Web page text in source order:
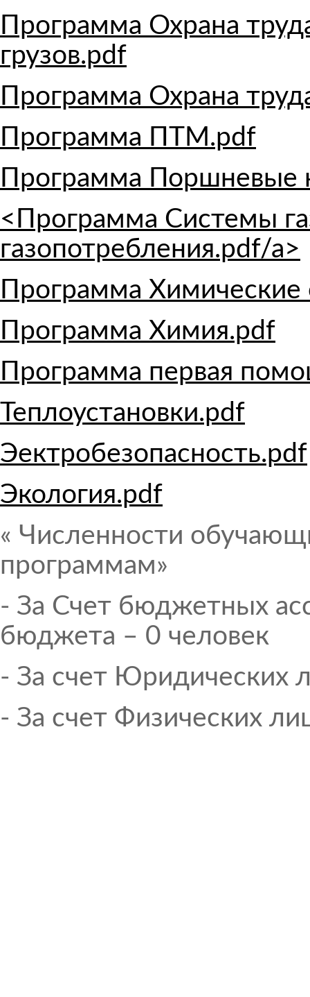
Программа Охрана
грузов.pdf
Программа Охрана
Программа ПТМ.pdf
Программа Поршневые
<Программа Системы
газопотребления.pdf/a>
Программа
Программа Химия.pdf
Программа первая
Теплоустановки.pdf
Эектробезопасность.pdf
Экология.pdf
« Численности
программам»
- За Счет бюджетных
бюджета – 0 человек
- За счет Юридических
- За счет Физических